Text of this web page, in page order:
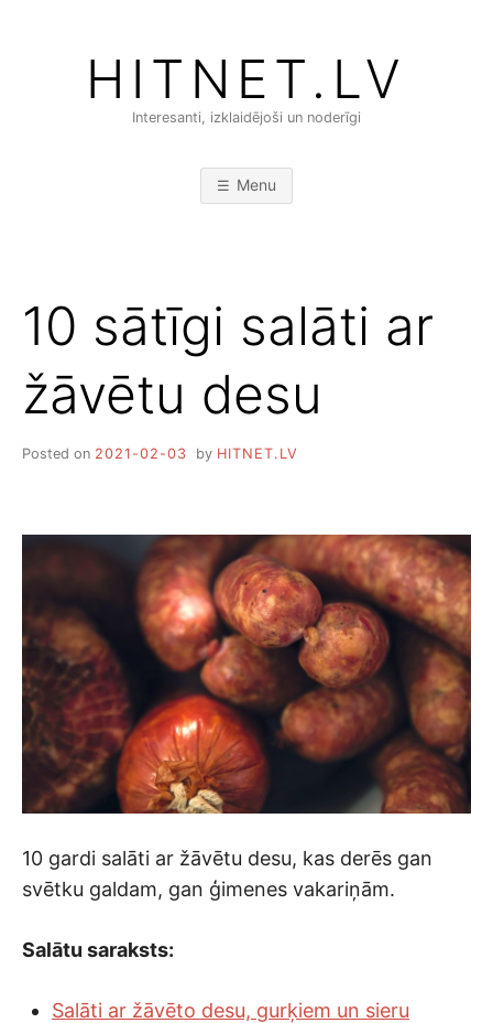
HITNET.LV
Interesanti, izklaidējoši un noderīgi
Menu
10 sātīgi salāti ar
žāvētu desu
Posted on 2021-02-03 by HITNET.LV
10 gardi salāti ar žāvētu desu, kas derēs gan
svētku galdam, gan ģimenes vakariņām.
Salātu saraksts:
Salāti ar žāvēto desu, gurķiem un sieru